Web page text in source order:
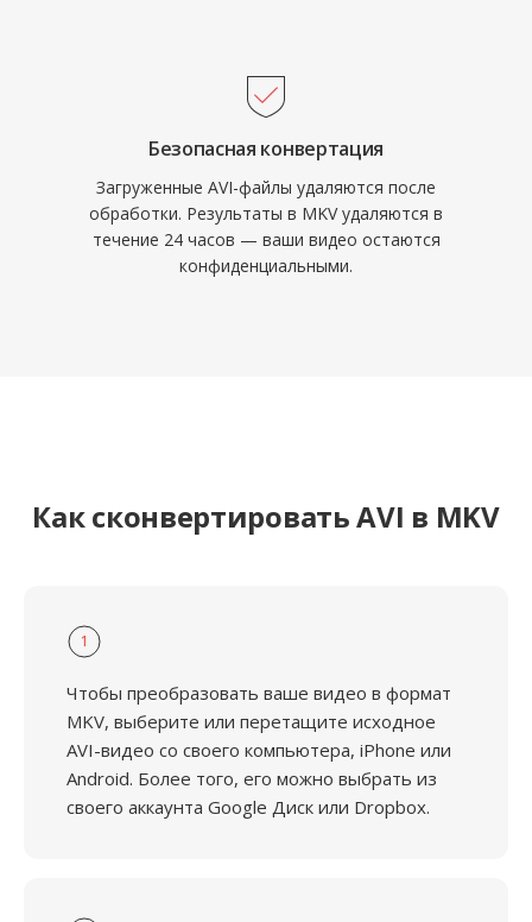
Безопасная конвертация
Загруженные AVI-файлы удаляются после
обработки. Результаты в MKV удаляются в
течение 24 часов — ваши видео остаются
конфиденциальными.
Как сконвертировать AVI в MKV
1
Чтобы преобразовать ваше видео в формат
MKV, выберите или перетащите исходное
AVI-видео со своего компьютера, iPhone или
Android. Более того, его можно выбрать из
своего аккаунта Google Диск или Dropbox.